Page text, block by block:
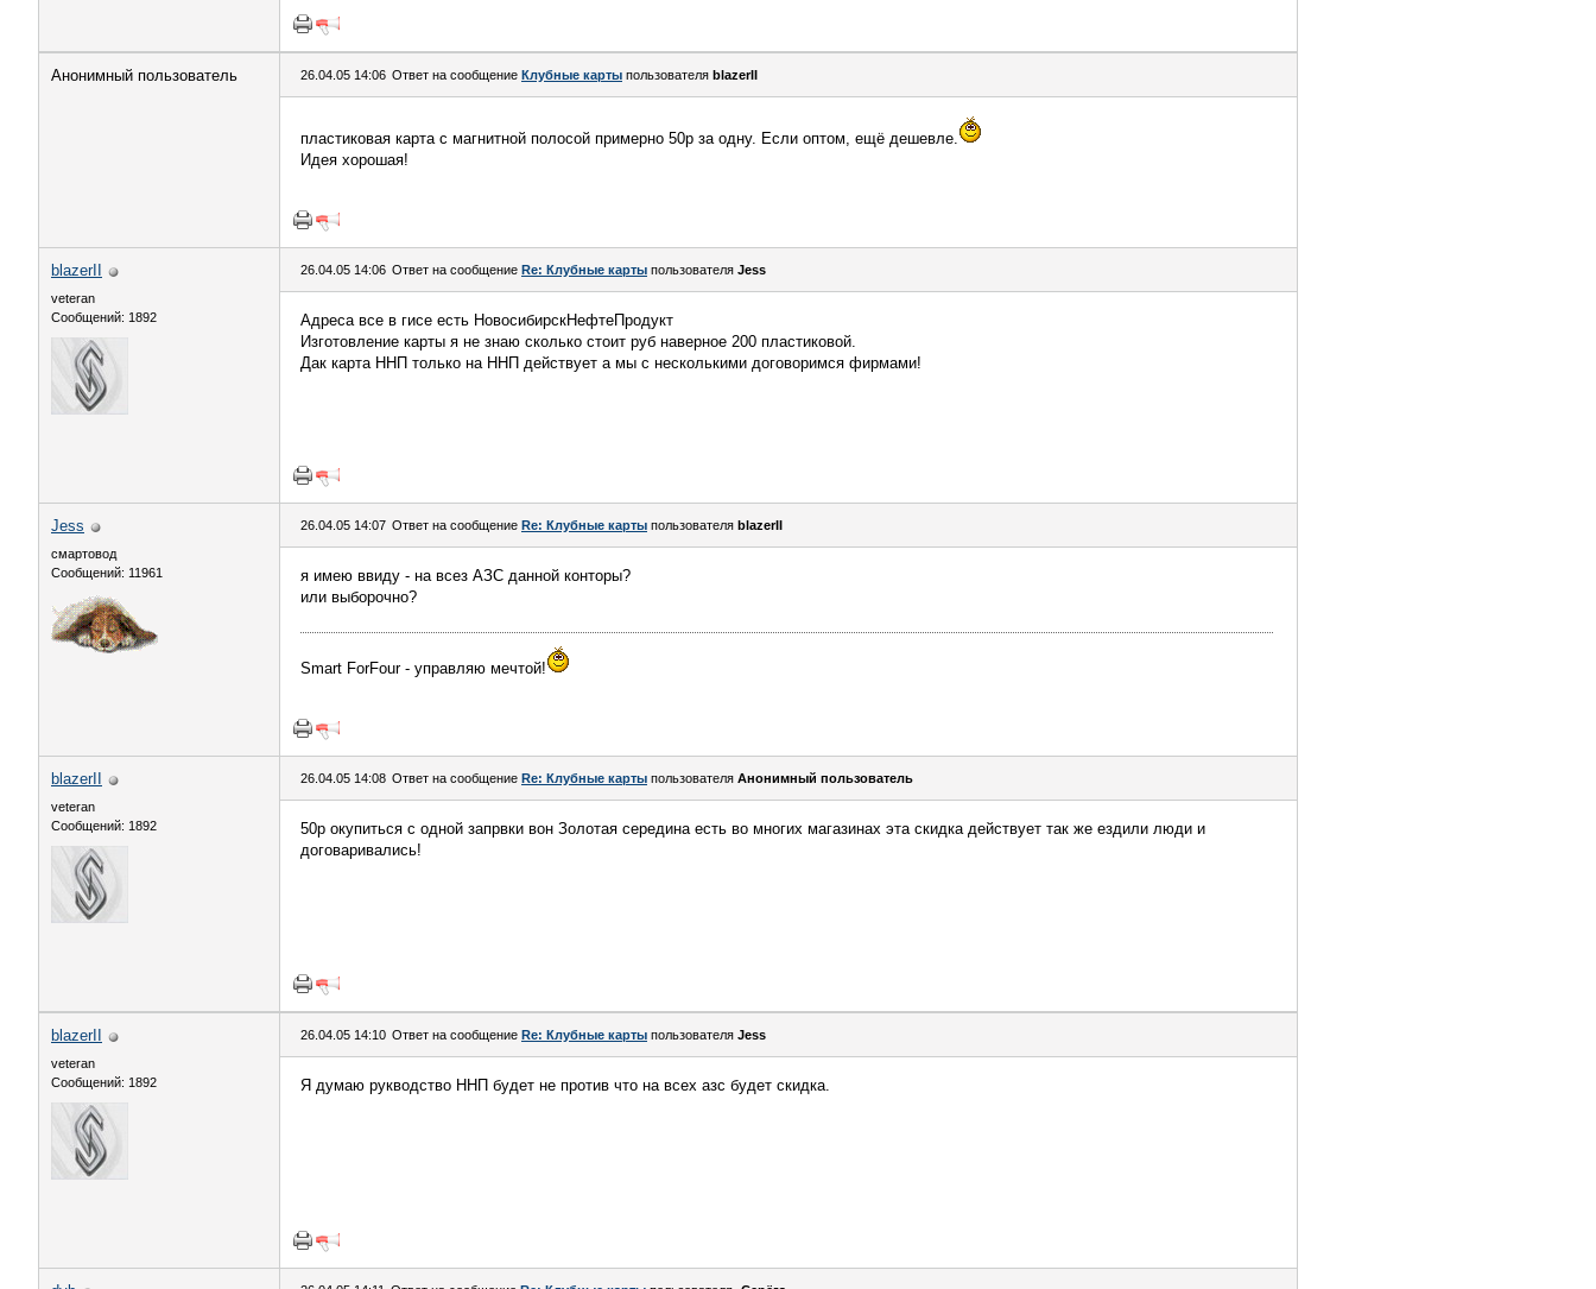
Анонимный пользователь 26.04.05 14:06 Ответ на сообщение Клубные карты пользователя blazerII
пластиковая карта с магнитной полосой примерно 50р за одну. Если оптом, ещё дешевле.
Идея хорошая!
blazerII
veteran
Сообщений: 1892
26.04.05 14:06 Ответ на сообщение Re: Клубные карты пользователя Jess
Адреса все в гисе есть НовосибирскНефтеПродукт
Изготовление карты я не знаю сколько стоит руб наверное 200 пластиковой.
Дак карта ННП только на ННП действует а мы с несколькими договоримся фирмами!
Jess
смартовод
Сообщений: 11961
26.04.05 14:07 Ответ на сообщение Re: Клубные карты пользователя blazerII
я имею ввиду - на всез АЗС данной конторы?
или выборочно?
Smart ForFour - управляю мечтой!
blazerII
veteran
Сообщений: 1892
26.04.05 14:08 Ответ на сообщение Re: Клубные карты пользователя Анонимный пользователь
50р окупиться с одной запрвки вон Золотая середина есть во многих магазинах эта скидка действует так же ездили люди и
договаривались!
blazerII
veteran
Сообщений: 1892
26.04.05 14:10 Ответ на сообщение Re: Клубные карты пользователя Jess
Я думаю рукводство ННП будет не против что на всех азс будет скидка.